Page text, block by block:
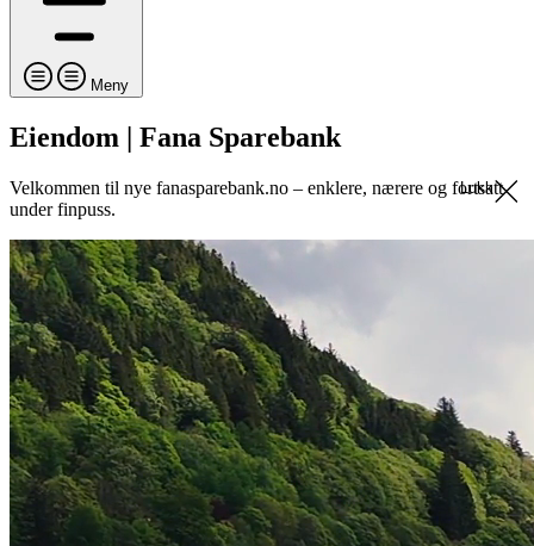
Meny
Eiendom | Fana Sparebank
Velkommen til nye fanasparebank.no – enklere, nærere og fortsatt
under finpuss.
Lukk